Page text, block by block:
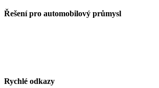
Řešení pro automobilový průmysl
Rychlé odkazy